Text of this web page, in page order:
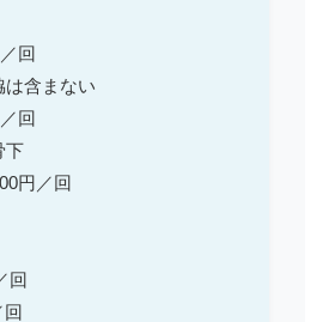
回
含まない
回
下
円／回
回